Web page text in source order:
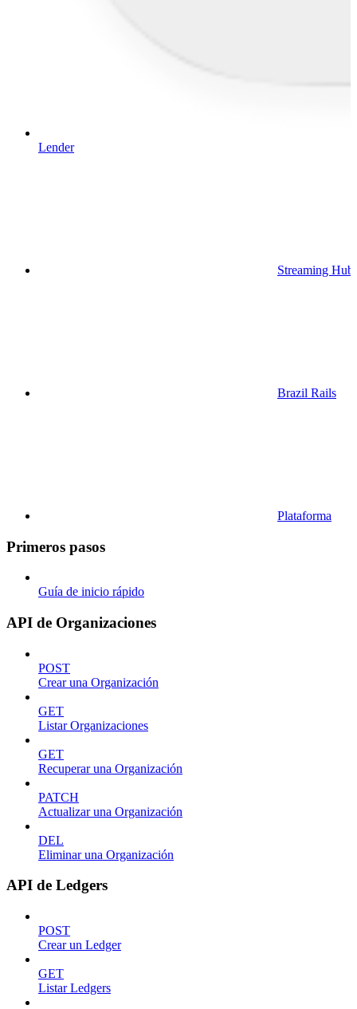
Lender
Streaming Hub
Brazil Rails
Plataforma
Primeros pasos
Guía de inicio rápido
API de Organizaciones
POST
Crear una Organización
GET
Listar Organizaciones
GET
Recuperar una Organización
PATCH
Actualizar una Organización
DEL
Eliminar una Organización
API de Ledgers
POST
Crear un Ledger
GET
Listar Ledgers